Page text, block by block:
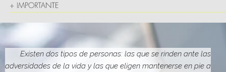
M
D
E
N
Existen dos tipos de personas: las que se rinden ante las
adversidades de la vida y las que eligen mantenerse en pie a